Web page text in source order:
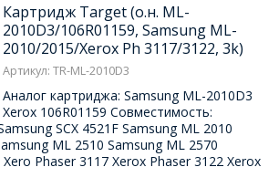
Картридж Target (о.н. ML-
2010D3/106R01159, Samsung ML-
2010/2015/Xerox Ph 3117/3122, 3k)
Артикул: TR-ML-2010D3
Аналог картриджа: Samsung ML-2010D3
Xerox 106R01159 Совместимость:
SCX 4521F Samsung ML 2010
ML 2510 Samsung ML 2570
Phaser 3117 Xerox Phaser 3122 Xerox